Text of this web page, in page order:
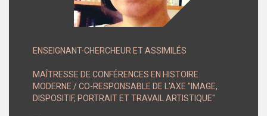
TYPE
MEMBRE
ENSEIGNANT-CHERCHEUR ET ASSIMILÉS
STATUT
MEMBRE
MAÎTRESSE DE CONFÉRENCES EN HISTOIRE
MODERNE / CO-RESPONSABLE DE L'AXE "IMAGE,
DISPOSITIF, PORTRAIT ET TRAVAIL ARTISTIQUE"